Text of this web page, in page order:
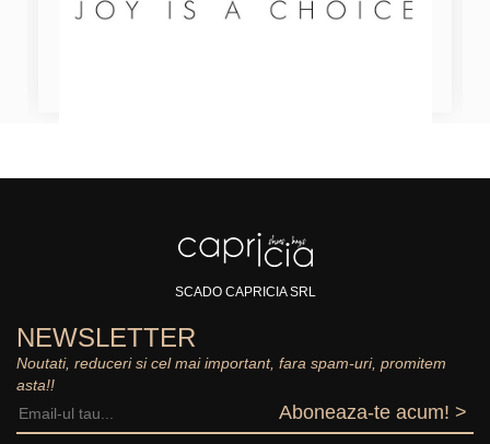
SCADO CAPRICIA SRL
NEWSLETTER
Noutati, reduceri si cel mai important, fara spam-uri, promitem
asta!!
Aboneaza-te acum! >